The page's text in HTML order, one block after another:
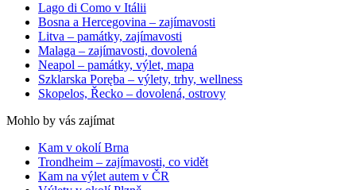
Lago di Como v Itálii
Bosna a Hercegovina – zajímavosti
Litva – památky, zajímavosti
Malaga – zajímavosti, dovolená
Neapol – památky, výlet, mapa
Szklarska Poręba – výlety, trhy, wellness
Skopelos, Řecko – dovolená, ostrovy
Mohlo by vás zajímat
Kam v okolí Brna
Trondheim – zajímavosti, co vidět
Kam na výlet autem v ČR